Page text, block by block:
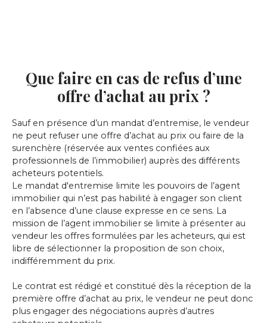
Que faire en cas de refus d’une
offre d’achat au prix ?
Sauf en présence d’un mandat d’entremise, le vendeur
ne peut refuser une offre d’achat au prix ou faire de la
surenchère (réservée aux ventes confiées aux
professionnels de l’immobilier) auprès des différents
acheteurs potentiels.
Le mandat d'entremise limite les pouvoirs de l’agent
immobilier qui n’est pas habilité à engager son client
en l’absence d’une clause expresse en ce sens. La
mission de l’agent immobilier se limite à présenter au
vendeur les offres formulées par les acheteurs, qui est
libre de sélectionner la proposition de son choix,
indifféremment du prix.
Le contrat est rédigé et constitué dès la réception de la
première offre d’achat au prix, le vendeur ne peut donc
plus engager des négociations auprès d’autres